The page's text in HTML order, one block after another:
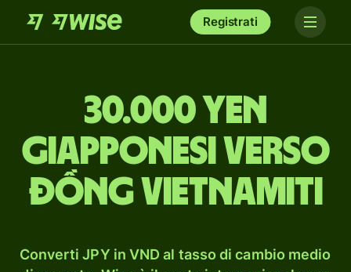
Registrati
30.000 yen
giapponesi verso
đồng vietnamiti
Converti JPY in VND al tasso di cambio medio